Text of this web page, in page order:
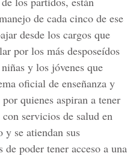
de cada cinco de ese
desde los cargos que
por los más desposeídos
y los jóvenes que
oficial de enseñanza y
quienes aspiran a tener
servicios de salud en
y se atiendan sus
poder tener acceso a una